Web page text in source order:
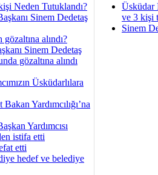
Neden Tutuklandı?
Sinem Dedetaş
alındı?
Sinem Dedetaş
gözaltına alındı
Üsküdarlılara
Yardımcılığı’na
Yardımcısı
istifa etti
etti
hedef ve belediye
Üsküdar
ve 3 kişi
Sinem